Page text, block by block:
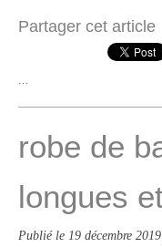
Partager cet article
robe de
longues
Publié le 19 décembre 2019